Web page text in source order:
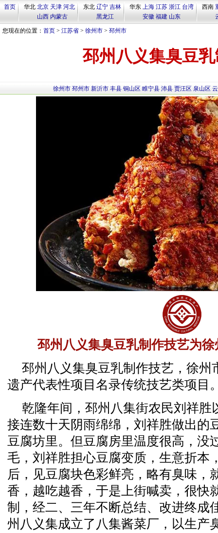
首页 华北 北京 天津 河北
山西 内蒙古
东北 辽宁 吉林
黑龙江
华东 上海 江苏 浙江 台湾
安徽 福建 山东
西南
您现在的位置： 首页 > 江苏省 > 徐州市 > 邳州市
邳州八义集臭豆
徐州市 邳州市 新沂市 丰县 铜山区 睢宁县 沛县 贾汪区 泉山区
邳州八义集臭豆乳制作技艺为
邳州八义集臭豆乳制作技艺，徐州
遗产代表性项目名录传统技艺类项目
乾隆年间，邳州八集街农民刘祥胜
接连数十天阴雨绵绵，刘祥胜做出的
豆腐坊里。但豆腐房里温度很高，没
毛，刘祥胜担心豆腐变质，生意折本
后，见豆腐块色彩鲜亮，略有臭味，
香，越吃越香，于是上街喊卖，很快
制，经二、三年不断总结、改进终成
州八义集成立了八集酱菜厂，以生产